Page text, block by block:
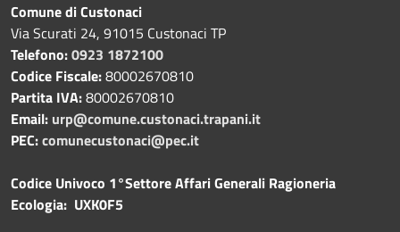
Comune di Custonaci
Via Scurati 24, 91015 Custonaci TP
Telefono:0923 1872100
Codice Fiscale:80002670810
Partita IVA:80002670810
Email: urp@comune.custonaci.trapani.it
PEC:comunecustonaci@pec.it
Codice Univoco 1°Settore Affari Generali Ragioneria
Ecologia: UXK0F5